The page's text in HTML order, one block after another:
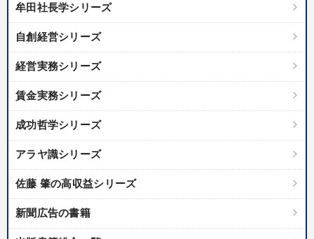
牟田社長学シリーズ
自創経営シリーズ
経営実務シリーズ
賃金実務シリーズ
成功哲学シリーズ
アラヤ識シリーズ
佐藤 肇の高収益シリーズ
新聞広告の書籍